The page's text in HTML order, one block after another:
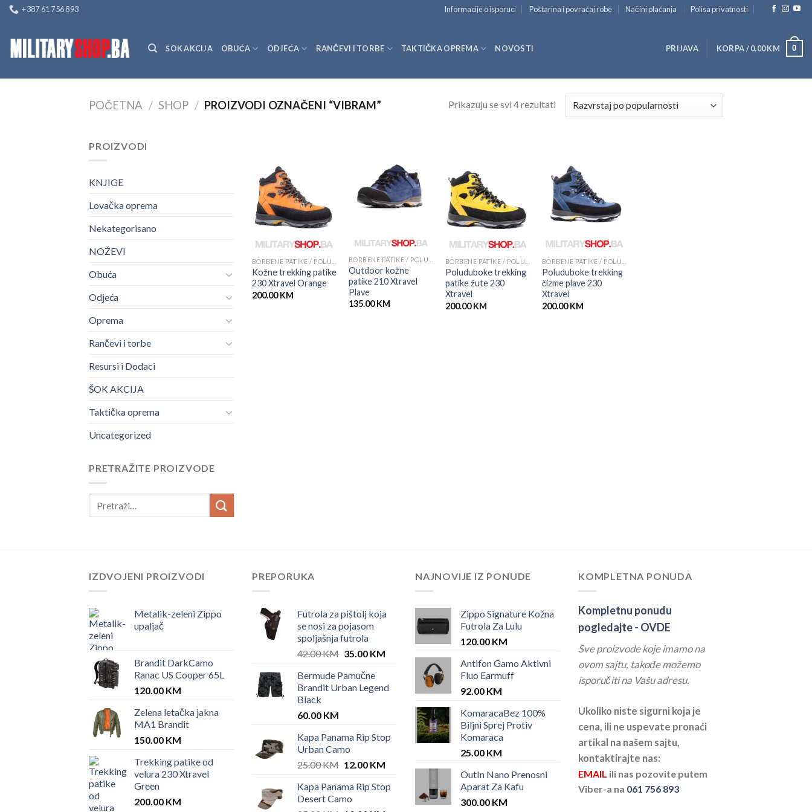
Skip
content
+387 61 756 893 Informacije o isporuci Poštarina i povraćaj robe Načini plaćanja Polisa privatnosti
ŠOK AKCIJA OBUĆA ODJEĆA RANČEVI I TORBE TAKTIČKA OPREMA NOVOSTI PRIJAVA KORPA /0.00KM 0
POČETNA / SHOP / PROIZVODI OZNAČENI “VIBRAM” Prikazuju se svi 4 rezultati
PROIZVODI
KNJIGE
Lovačka oprema
Nekategorisano
NOŽEVI
Obuća
Odjeća
Oprema
Rančevi i torbe
Resursi i Dodaci
ŠOK AKCIJA
Taktička oprema
Uncategorized
PRETRAŽITE PROIZVODE
Kožne trekking patike
230 Xtravel Orange
200.00KM
Outdoor kožne
patike 210 Xtravel
Plave
135.00 KM
Poluduboke trekking
patike žute 230
Xtravel
200.00KM
Poluduboke trekking
čizme plave 230
Xtravel
200.00KM
IZDVOJENI PROIZVODI
Metalik-zeleni Zippo
upaljač
Brandit DarkCamo
Ranac US Cooper 65L
120.00 KM
Zelena letačka jakna
MA1 Brandit
150.00 KM
Trekking patike od
velura 230 Xtravel
Green
200.00 KM
PREPORUKA
Futrola za pištolj koja
se nosi za pojasom
spoljašnja futrola
42.00KM Original
was:
42.00 KM.
35.00 KMCurrent
35.00 KM.
Bermude Pamučne
Brandit Urban Legend
Black
60.00 KM
Kapa Panama Rip Stop
Urban Camo
25.00KM Original
was:
25.00 KM.
12.00 KMCurrent
is:
12.00 KM.
Kapa Panama Rip Stop
Desert Camo
NAJNOVIJE IZ PONUDE
Zippo Signature Kožna
Futrola Za Lulu
120.00 KM
Antifon Gamo Aktivni
Fluo Earmuff
92.00 KM
KomaracaBez 100%
Biljni Sprej Protiv
Komaraca
25.00 KM
OutIn Nano Prenosni
Aparat Za Kafu
300.00 KM
KOMPLETNA PONUDA
Kompletnu ponudu
pogledajte - OVDE
Sve proizvode koje imamo na
ovom sajtu, takođe možemo
isporučiti na Vašu adresu.
Ukoliko niste sigurni koja je
cena, ili ne uspevate pronaći
artikal na našem sajtu,
kontaktirajte nas:
EMAIL ili nas pozovite putem
Viber-a na 061 756 893